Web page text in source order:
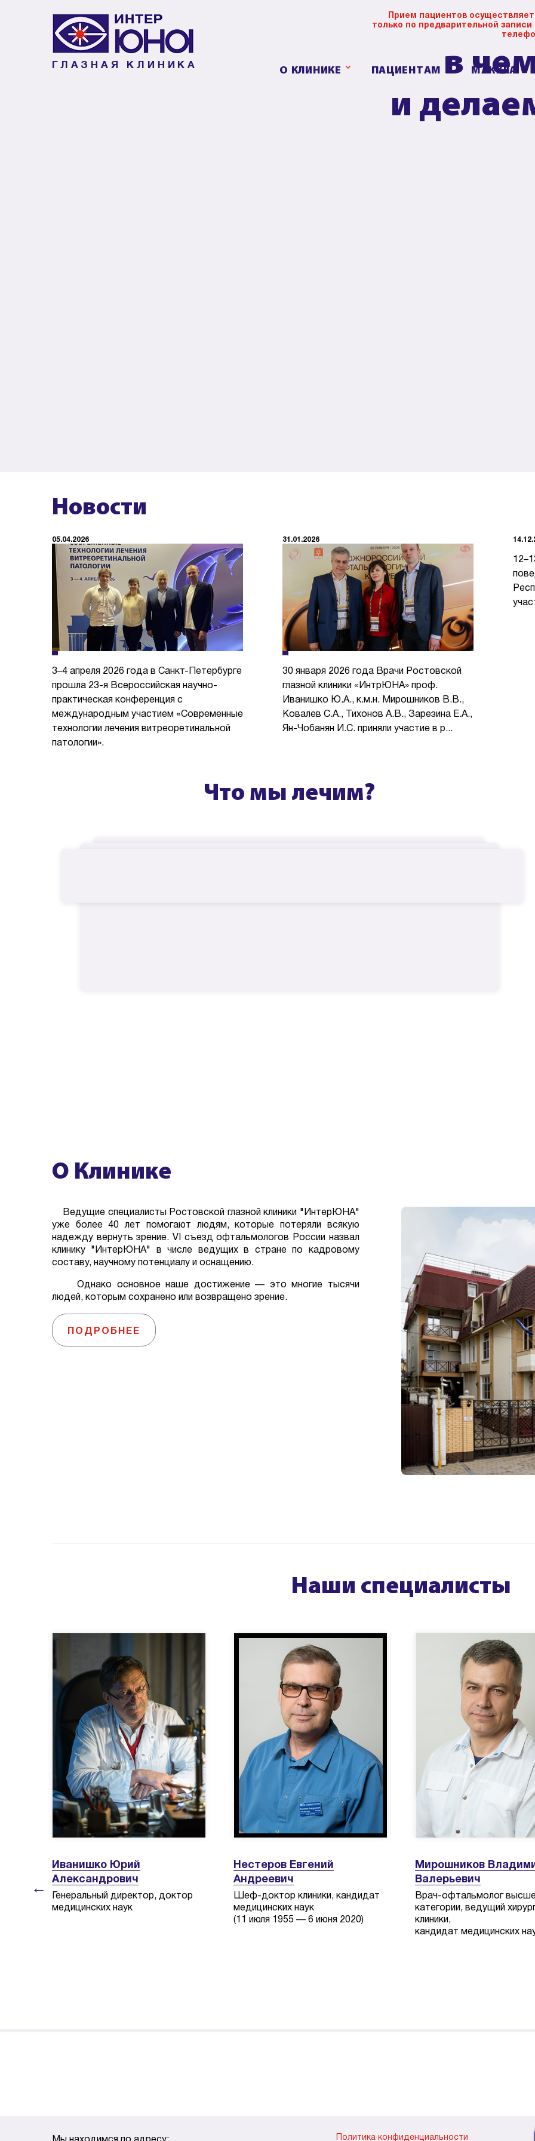
ГЛАЗНАЯ КЛИНИКА
Прием пациентов
только по предварительной записи
О КЛИНИКЕ ПАЦИЕНТАМ МАКУЛА
в
и
Новости
05.04.2026
3–4 апреля 2026 года в Санкт-Петербурге
прошла 23-я Всероссийская научно-
практическая конференция с
международным участием «Современные
технологии лечения витреоретинальной
патологии».
31.01.2026
30 января 2026 года Врачи Ростовской
глазной клиники «ИнтрЮНА» проф.
Иванишко Ю.А., к.м.н. Мирошников В.В.,
Ковалев С.А., Тихонов А.В., Зарезина Е.А.,
Ян-Чобанян И.С. приняли участие в р...
Что мы лечим?
О Клинике
Ведущие специалисты Ростовской глазной клиники "ИнтерЮНА"
уже более 40 лет помогают людям, которые потеряли всякую
надежду вернуть зрение. VI съезд офтальмологов России назвал
клинику "ИнтерЮНА" в числе ведущих в стране по кадровому
составу, научному потенциалу и оснащению.
Однако основное наше достижение — это многие тысячи
людей, которым сохранено или возвращено зрение.
ПОДРОБНЕЕ
Наши специалисты
Иванишко Юрий
Александрович
Генеральный директор, доктор
медицинских наук
Нестеров Евгений
Андреевич
Шеф-доктор клиники, кандидат
медицинских наук
(11 июля 1955 — 6 июня 2020)
Мирошников
Валерьевич
Врач-офтальмолог
категории, ведущий
клиники,
кандидат медицинских
←
Политика конфиденциальности